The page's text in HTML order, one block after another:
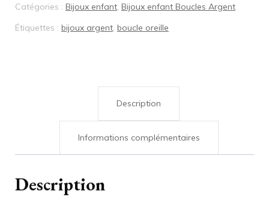
Dormeuse
cerise
Catégories : Bijoux enfant, Bijoux enfant Boucles Argent
Étiquettes : bijoux argent, boucle oreille
Description
Informations complémentaires
Description